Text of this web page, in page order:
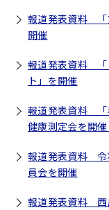
報道発表資料 「
開催
報道発表資料 「
ト」を開催
報道発表資料 「
健康測定会を開
報道発表資料 令
員会を開催
報道発表資料 西